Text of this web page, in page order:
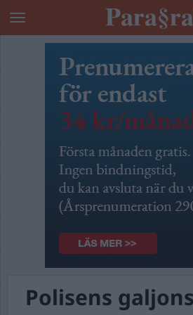
Polisens